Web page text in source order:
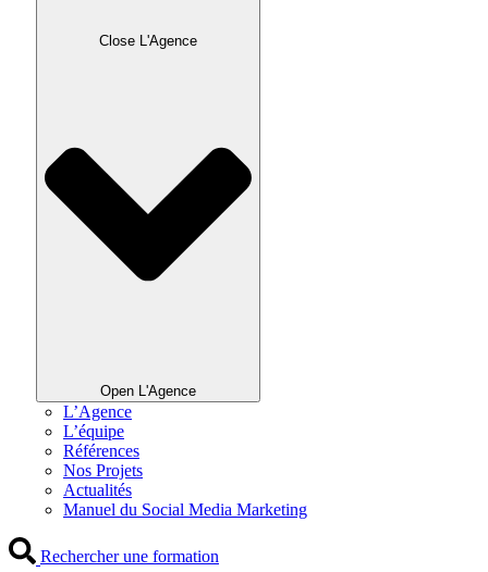
Close L'Agence
Open L'Agence
L’Agence
L’équipe
Références
Nos Projets
Actualités
Manuel du Social Media Marketing
Rechercher une formation